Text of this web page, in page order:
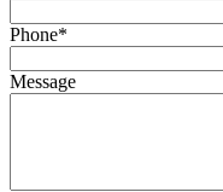
Phone*
Message